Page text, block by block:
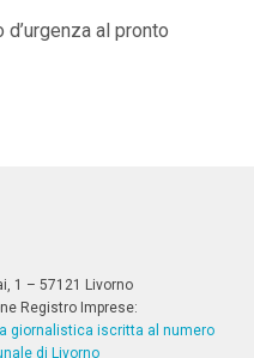
d’urgenza al pronto
1 – 57121 Livorno
Registro Imprese:
giornalistica iscritta al numero
di Livorno